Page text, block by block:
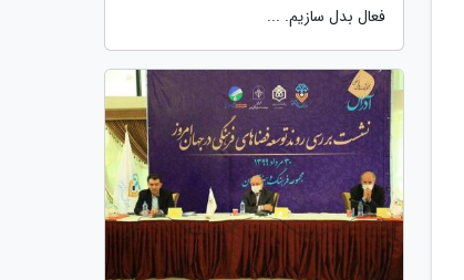
فعال بدل سازیم. ...